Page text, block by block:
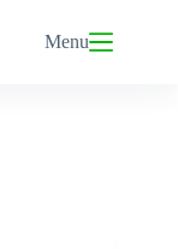
Menu